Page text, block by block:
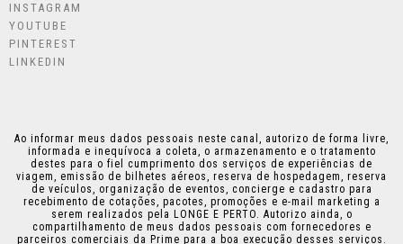
INSTAGRAM
YOUTUBE
PINTEREST
LINKEDIN
Ao informar meus dados pessoais neste canal, autorizo de forma livre,
informada e inequívoca a coleta, o armazenamento e o tratamento
destes para o fiel cumprimento dos serviços de experiências de
viagem, emissão de bilhetes aéreos, reserva de hospedagem, reserva
de veículos, organização de eventos, concierge e cadastro para
recebimento de cotações, pacotes, promoções e e-mail marketing a
serem realizados pela LONGE E PERTO. Autorizo ainda, o
compartilhamento de meus dados pessoais com fornecedores e
parceiros comerciais da Prime para a boa execução desses serviços.